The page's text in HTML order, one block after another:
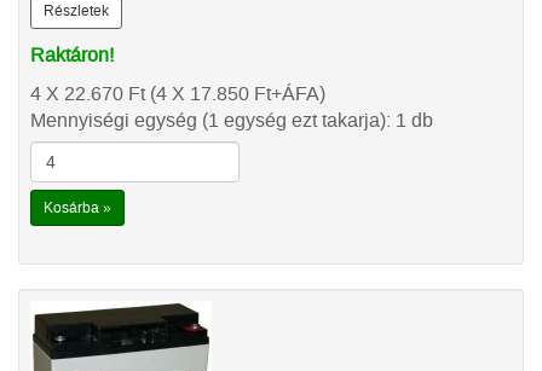
Részletek
Raktáron!
4 X 22.670 Ft(4 X 17.850 Ft+ÁFA)
Mennyiségi egység (1 egység ezt takarja): 1 db
Kosárba »